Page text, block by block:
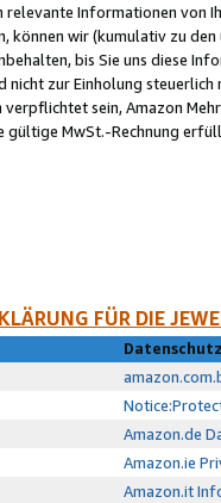
Informationen von
können wir (kumulativ zu
bis Sie uns diese
nicht zur Einholung
sein, Amazon
gültige MwSt.-Rechnung
FÜR DIE
Amazon.de
Amazon.ie
Amazon.it